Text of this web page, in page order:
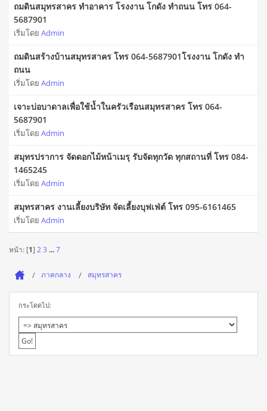
ถมดินสมุทรสาคร ทำอาคาร โรงงาน โกดัง ทำถนน โทร 064-
5687901
เริ่มโดย Admin
ถมดินสร้างบ้านสมุทรสาคร โทร 064-5687901โรงงาน โกดัง ทำ
ถนน
เริ่มโดย Admin
เจาะบ่อบาดาลเพื่อใช้น้ำในครัวเรือนสมุทรสาคร โทร 064-
5687901
เริ่มโดย Admin
สมุทรปราการ จัดดอกไม้หน้าเมรุ รับจัดทุกวัด ทุกสถานที่ โทร 084-
1465245
เริ่มโดย Admin
สมุทรสาคร งานเลี้ยงบริษัท จัดเลี้ยงบุฟเฟ่ต์ โทร 095-6161465
เริ่มโดย Admin
หน้า: [1] 23 ...7
ภาคกลาง สมุทรสาคร
กระโดดไป: